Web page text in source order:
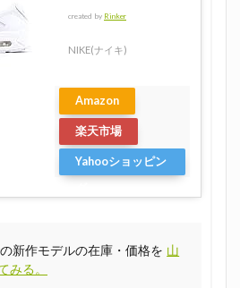
created by Rinker
NIKE(ナイキ)
Amazon
楽天市場
Yahooショッピン
新作モデルの在庫・価格を 山
みる。